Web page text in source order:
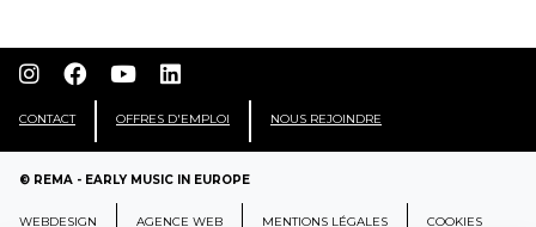
CONTACT OFFRES D'EMPLOI NOUS REJOINDRE
© REMA - EARLY MUSIC IN EUROPE
WEBDESIGN AGENCE WEB MENTIONS LÉGALES COOKIES